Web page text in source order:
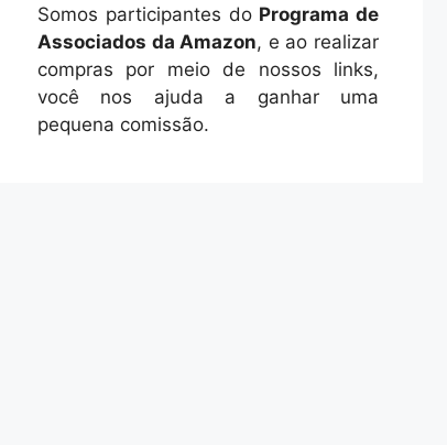
Somos participantes do Programa de
Associados da Amazon, e ao realizar
compras por meio de nossos links,
você nos ajuda a ganhar uma
pequena comissão.